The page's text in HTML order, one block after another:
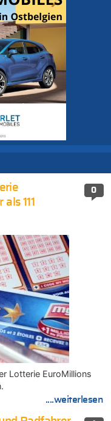
0
111
Lotterie EuroMillions
....weiterlesen